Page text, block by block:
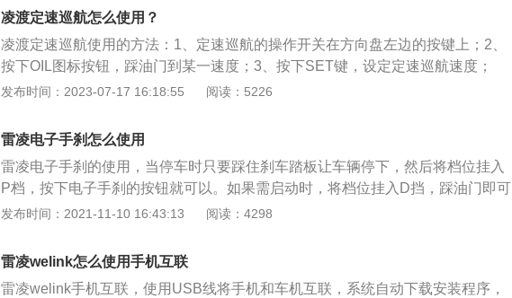
增压和自然吸气，发动机排量是1.2t、1.8l，汽车类型为紧凑型轿车。丰田雷凌动
力方面，汽油版车型依旧搭载1.2t加cvt动力组合，功率为85kw，峰值扭矩是185n
m。
凌渡定速巡航怎么使用？
凌渡定速巡航使用的方法：1、定速巡航的操作开关在方向盘左边的按键上；2、
按下OIL图标按钮，踩油门到某一速度；3、按下SET键，设定定速巡航速度；
4、加、减按键为调节当前时速；5、取消定速巡航按OIL键或者踩刹车.RES键恢
载EA888TSI、EA211TSI发动机，采用湿式7速双离合变速器。
发布时间：2023-07-17 16:18:55 阅读：5226
雷凌电子手刹怎么使用
雷凌电子手刹的使用，当停车时只要踩住刹车踏板让车辆停下，然后将档位挂入
P档，按下电子手刹的按钮就可以。如果需启动时，将档位挂入D挡，踩油门即可
自动解除电子手刹；或者直接踩住制动踏板，按下电子手刹的开关键来释放手
P，工作原理与传统的机械式手刹相同，都是通过刹车盘与刹车片产生的摩擦力
达到控制停车制动，不过控制方式由先前的机械式手刹变成了电子按钮，操作更
发布时间：2021-11-10 16:43:13 阅读：4298
雷凌welink怎么使用手机互联
雷凌welink手机互联，使用USB线将手机和车机互联，系统自动下载安装程序，